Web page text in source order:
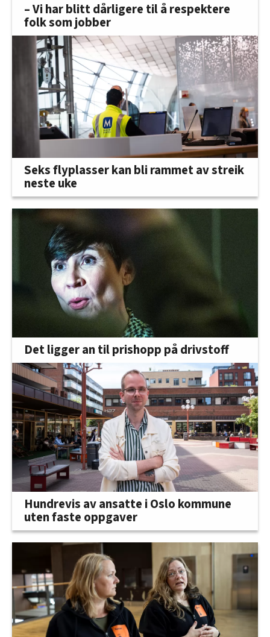
– Vi har blitt dårligere til å respektere
folk som jobber
Seks flyplasser kan bli rammet av streik
neste uke
Det ligger an til prishopp på drivstoff
Hundrevis av ansatte i Oslo kommune
uten faste oppgaver